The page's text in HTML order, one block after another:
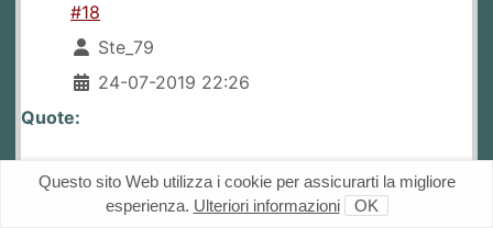
#18
Ste_79
24-07-2019 22:26
Quote:
Questo sito Web utilizza i cookie per assicurarti la migliore
esperienza. Ulteriori informazioni OK